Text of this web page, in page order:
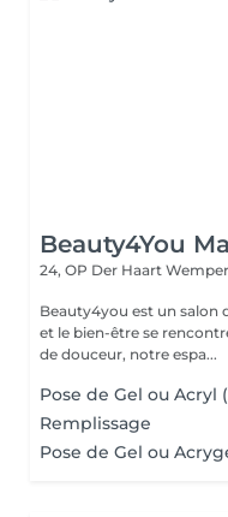
Beauty4You
24, OP Der Haart
Beauty4you est un salon
et le bien-être se
de douceur, notre espa...
Pose de Gel ou Acryl
Remplissage
Pose de Gel ou